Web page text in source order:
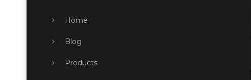
Home
Blog
Products